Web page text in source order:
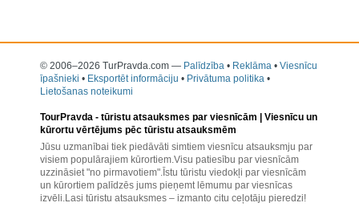
© 2006–2026 TurPravda.com — Palīdzība • Reklāma • Viesnīcu
īpašnieki • Eksportēt informāciju • Privātuma politika •
Lietošanas noteikumi
TourPravda - tūristu atsauksmes par viesnīcām | Viesnīcu un
kūrortu vērtējums pēc tūristu atsauksmēm
Jūsu uzmanībai tiek piedāvāti simtiem viesnīcu atsauksmju par
visiem populārajiem kūrortiem.Visu patiesību par viesnīcām
uzzināsiet "no pirmavotiem".Īstu tūristu viedokļi par viesnīcām
un kūrortiem palīdzēs jums pieņemt lēmumu par viesnīcas
izvēli.Lasi tūristu atsauksmes – izmanto citu ceļotāju pieredzi!